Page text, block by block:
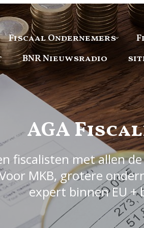
Fiscaal Ondernemers
BNR Nieuwsradio
AGA
fiscalisten met allen
MKB, grotere
expert binnen EU +